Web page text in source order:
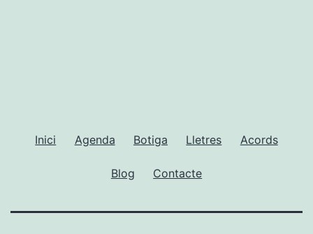
Inici Agenda Botiga Lletres Acords
Blog Contacte